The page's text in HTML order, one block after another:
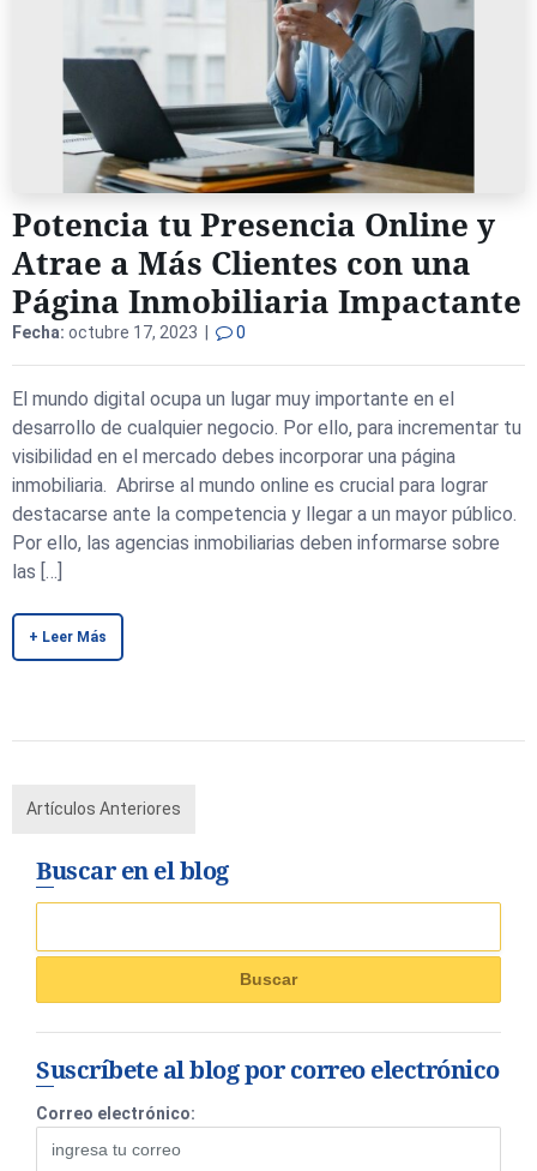
Potencia tu Presencia Online y
Atrae a Más Clientes con una
Página Inmobiliaria Impactante
Fecha: octubre 17, 2023 | 0
El mundo digital ocupa un lugar muy importante en el
desarrollo de cualquier negocio. Por ello, para incrementar tu
visibilidad en el mercado debes incorporar una página
inmobiliaria. Abrirse al mundo online es crucial para lograr
destacarse ante la competencia y llegar a un mayor público.
Por ello, las agencias inmobiliarias deben informarse sobre
las […]
+ Leer Más
Artículos Anteriores
Buscar en el blog
Suscríbete al blog por correo electrónico
Correo electrónico: